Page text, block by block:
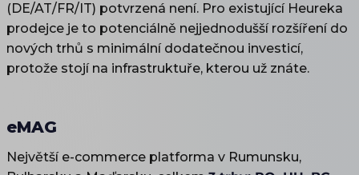
(DE/AT/FR/IT) potvrzená není. Pro existující Heureka
prodejce je to potenciálně nejjednodušší rozšíření do
nových trhů s minimální dodatečnou investicí,
protože stojí na infrastruktuře, kterou už znáte.
eMAG
Největší e-commerce platforma v Rumunsku,